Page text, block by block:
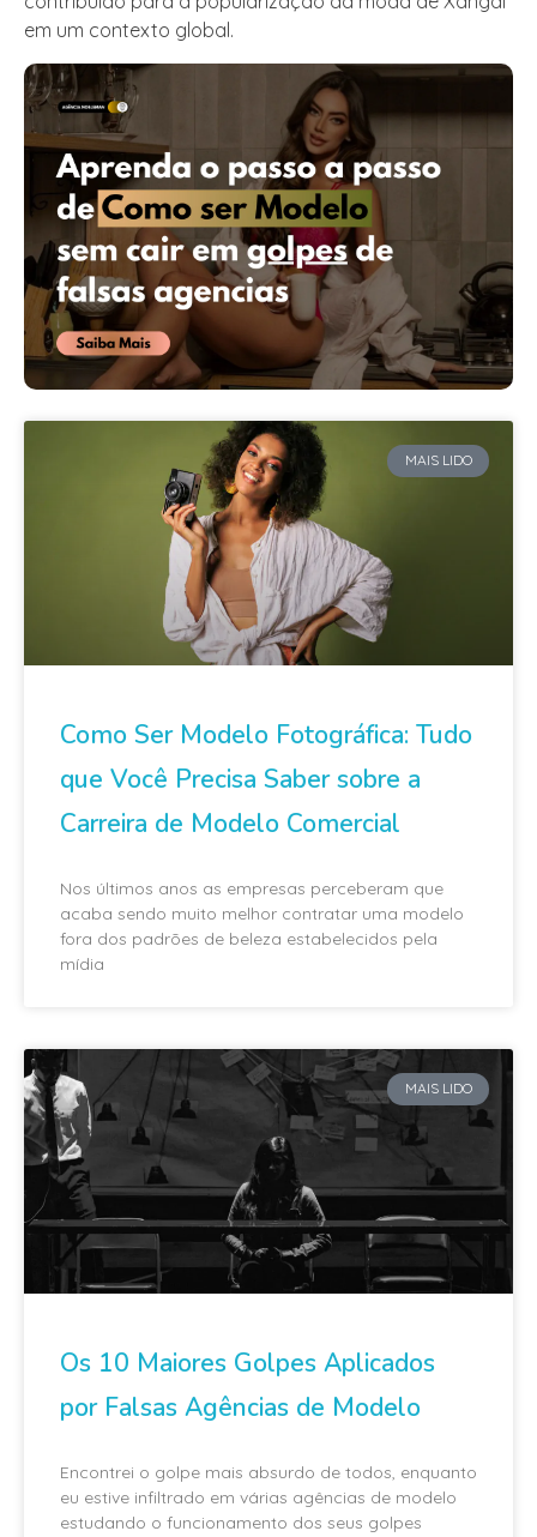
em um contexto global.
MAIS LIDO
Como Ser Modelo Fotográfica: Tudo
que Você Precisa Saber sobre a
Carreira de Modelo Comercial
Nos últimos anos as empresas perceberam que
acaba sendo muito melhor contratar uma modelo
fora dos padrões de beleza estabelecidos pela
mídia
MAIS LIDO
Os 10 Maiores Golpes Aplicados
por Falsas Agências de Modelo
Encontrei o golpe mais absurdo de todos, enquanto
eu estive infiltrado em várias agências de modelo
estudando o funcionamento dos seus golpes